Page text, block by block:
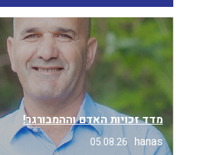
מדד זכויות האדם וההמבורגר!
hanas
05.08.26